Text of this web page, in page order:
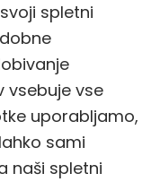
spletni
vsebuje vse
uporabljamo,
sami
naši spletni